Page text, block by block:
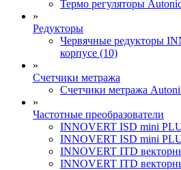
Термо регуляторы
»
Редукторы
Червячные редукторы
корпусе (10)
»
Счетчики метража
Счетчики метража
»
Частотные преобразователи
INNOVERT ISD mini
INNOVERT ISD mini
INNOVERT ITD
INNOVERT ITD